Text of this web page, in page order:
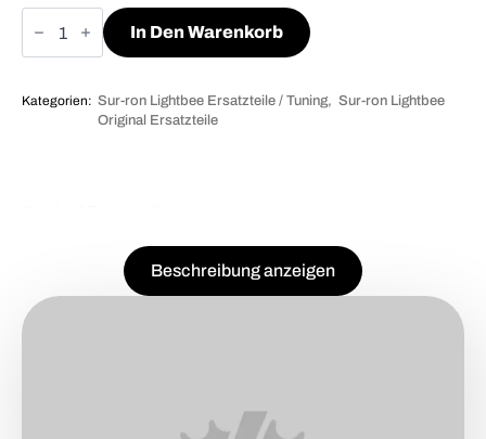
Sur-
ron
In Den Warenkorb
Kategorien: Sur-ron Lightbee Ersatzteile / Tuning
Sur-ron Lightbee
Original Ersatzteile
Beschreibung anzeigen